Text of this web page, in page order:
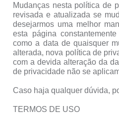
Mudanças nesta política de
revisada e atualizada se
desejarmos uma melhor
esta página
como a data de quaisquer
alterada, nova política de
com a devida alteração da
de privacidade não se
Caso haja qualquer dúvida,
TERMOS DE USO